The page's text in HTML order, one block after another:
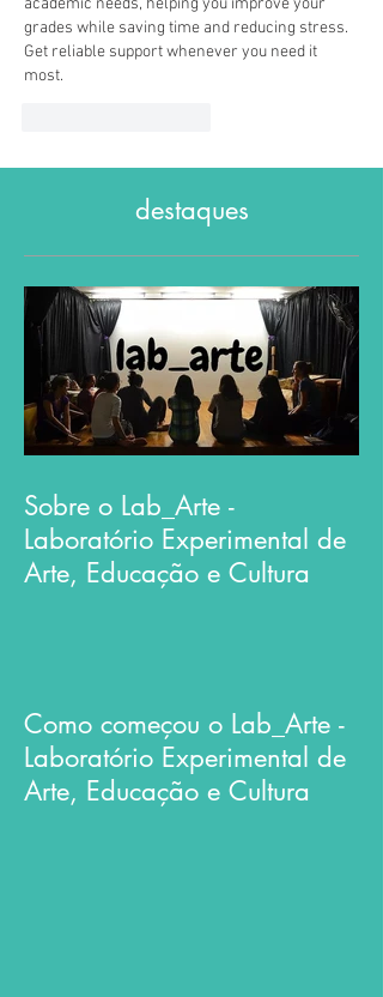
academic needs, helping you improve your
grades while saving time and reducing stress.
Get reliable support whenever you need it
most.
destaques
Sobre o Lab_Arte -
Laboratório Experimental de
Arte, Educação e Cultura
Como começou o Lab_Arte -
Laboratório Experimental de
Arte, Educação e Cultura